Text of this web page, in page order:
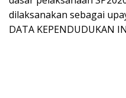
dilaksanakan sebagai
DATA KEPENDUDUKAN